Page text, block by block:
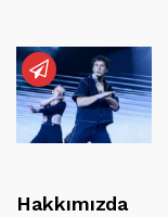
Hakkımızda